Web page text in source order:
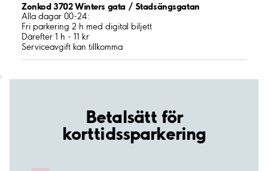
Zonkod 3702 Winters gata / Stadsängsgatan
Alla dagar 00-24:
Fri parkering 2 h med digital biljett
Därefter 1 h - 11 kr
Serviceavgift kan tillkomma
;
Betalsätt för
korttidssparkering